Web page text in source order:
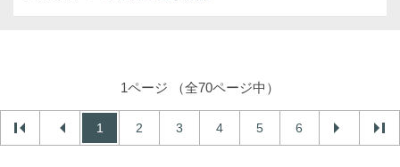
1ページ （全70ページ中）
1 2 3 4 5 6